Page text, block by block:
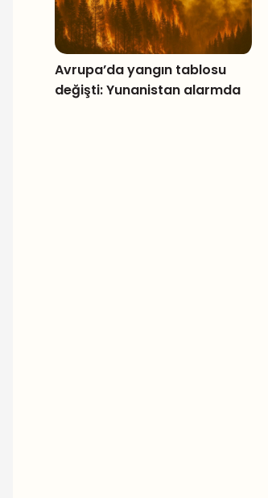
Avrupa’da yangın tablosu
değişti: Yunanistan alarmda